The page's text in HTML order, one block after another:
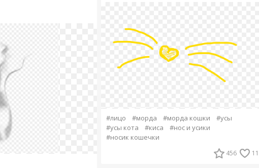
#лицо #морда #морда кошки
#усы
#усы кота
#киса
#нос и усики
#носик кошечки
456 11